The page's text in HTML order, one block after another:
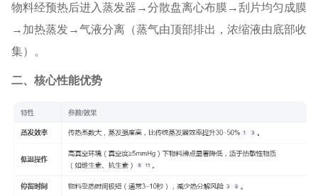
物料经预热后进入蒸发器→分散盘离心布膜→刮片均匀成膜
→加热蒸发→气液分离（蒸气由顶部排出，浓缩液由底部收
集）。
二、核心性能优势‌